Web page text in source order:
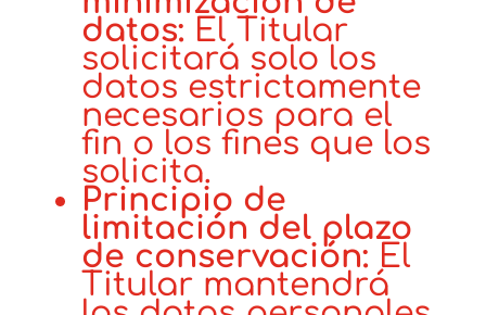
datos:El Titular
solicitará solo los
datos estrictamente
necesarios para el
fin o los fines que los
solicita.
Principio de
limitación del plazo
de conservación:El
Titular mantendrá